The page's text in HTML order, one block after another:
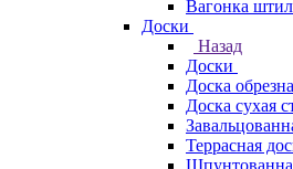
Вагонка
Доски
Назад
Доски
Доска
Доска сухая
Террасная